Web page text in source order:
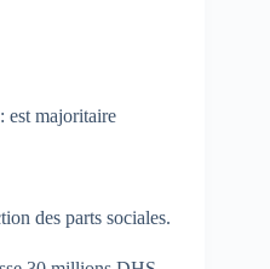
majoritaire
des parts sociales.